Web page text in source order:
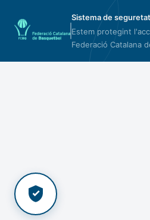
Sistema de seguretat
Estem protegint
Federació Catalana